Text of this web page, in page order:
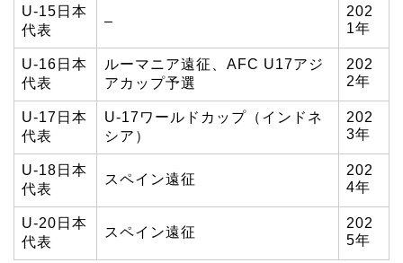
U-15日本
代表
–
202
1年
U-16日本
代表
ルーマニア遠征、AFC U17アジ
アカップ予選
202
2年
U-17日本
代表
U-17ワールドカップ（インドネ
シア）
202
3年
U-18日本
代表
スペイン遠征
202
4年
U-20日本
代表
スペイン遠征
202
5年